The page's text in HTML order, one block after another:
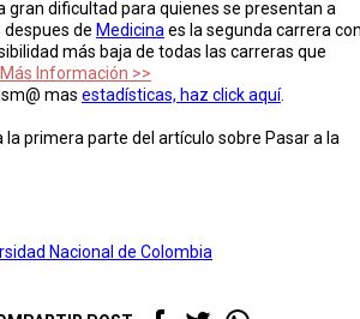
gran dificultad para quienes se presentan a
despues de Medicina es la segunda carrera
más baja de todas las carreras que
Más Información >>
mas estadísticas, haz click aquí.
la primera parte del artículo sobre Pasar a la
Nacional de Colombia